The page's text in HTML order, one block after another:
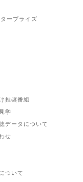
ープライズ
推奨番組
学
データについて
せ
ついて